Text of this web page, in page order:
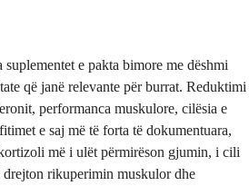
e pakta bimore me dëshmi
që janë relevante për burrat. Reduktimi
performanca muskulore, cilësia e
e saj më të forta të dokumentuara,
më i ulët përmirëson gjumin, i cili
drejton rikuperimin muskulor dhe